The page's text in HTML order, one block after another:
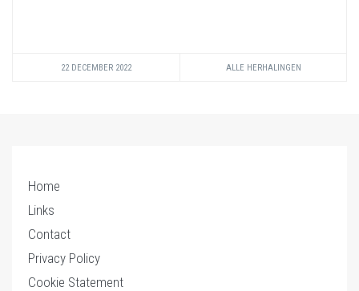
22 DECEMBER 2022 ALLE HERHALINGEN
Home
Links
Contact
Privacy Policy
Cookie Statement